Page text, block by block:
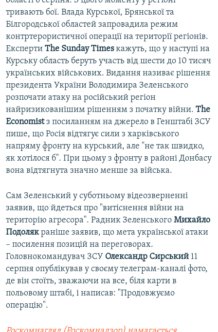
тривають бої. Влада Курської, Брянської та
Білгородської областей запровадила режим
контртерористичної операції на території регіонів.
Експерти The Sunday Timesкажуть, що у наступі на
Курську область беруть участь від шести до 10 тисяч
українських військових. Видання називає рішення
президента України Володимира Зеленського
розпочати атаку на російський регіон
найризикованішим рішенням з початку війни. The
Economistз посиланням на джерело в Генштабі ЗСУ
пише, що Росія відтягує сили з харківського
напряму фронту на курський, але "не так швидко,
як хотілося б". При цьому з фронту в районі Донбасу
вона відтягнута значно менше за війська.
Сам Зеленський у суботньому відеозверненні
заявив, що йдеться про "витіснення війни на
територію агресора". Радник Зеленського Михайло
Подолякраніше заявив, що мета української атаки
– посилення позицій на переговорах.
Головнокомандувач ЗСУ Олександр Сирський 11
серпня опублікував у своєму телеграм-каналі фото,
де він стоїть, зважаючи на все, біля карти в
польовому штабі, і написав: "Продовжуємо
операцію".